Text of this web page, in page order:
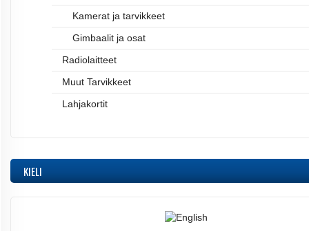
Kamerat ja tarvikkeet
Gimbaalit ja osat
Radiolaitteet
Muut Tarvikkeet
Lahjakortit
KIELI